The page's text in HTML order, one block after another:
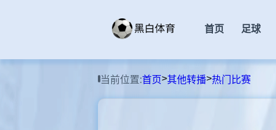
首页 足球
当前位置:首页>其他转播>热门比赛